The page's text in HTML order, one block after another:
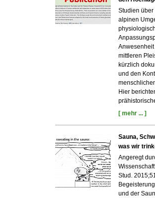
Studien
alpinen
mittleren
kürzlich
und den
Hier
[ mehr ... ]
Sauna,
was wir
Angeregt
Stud.
und der